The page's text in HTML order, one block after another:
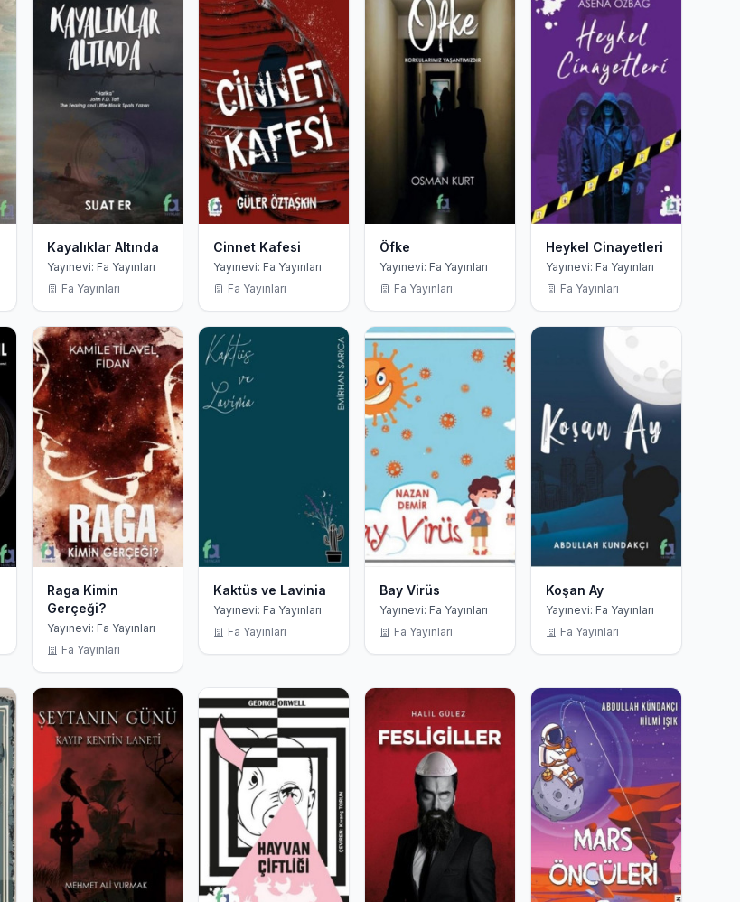
Kayalıklar Altında
Yayınevi: Fa Yayınları
Fa Yayınları
Cinnet Kafesi
Yayınevi: Fa Yayınları
Fa Yayınları
Öfke
Yayınevi: Fa Yayınları
Fa Yayınları
Heykel Cinayetleri
Yayınevi: Fa Yayınları
Fa Yayınları
Raga Kimin
Gerçeği?
Yayınevi: Fa Yayınları
Fa Yayınları
Kaktüs ve Lavinia
Yayınevi: Fa Yayınları
Fa Yayınları
Bay Virüs
Yayınevi: Fa Yayınları
Fa Yayınları
Koşan Ay
Yayınevi: Fa Yayınları
Fa Yayınları